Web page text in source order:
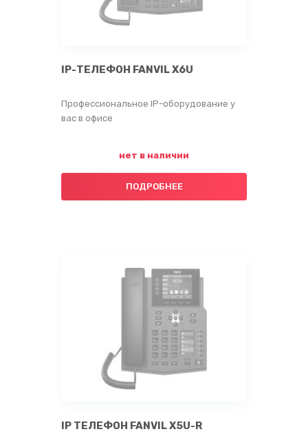
IP-ТЕЛЕФОН FANVIL X6U
нет в наличии
Профессиональное IP-оборудование у
вас в офисе
ПОДРОБНЕЕ
IP ТЕЛЕФОН FANVIL X5U-R